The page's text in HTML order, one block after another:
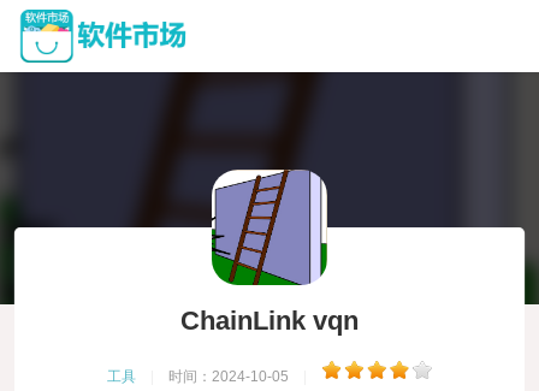
ChainLink vqn
工具 时间：2024-10-05